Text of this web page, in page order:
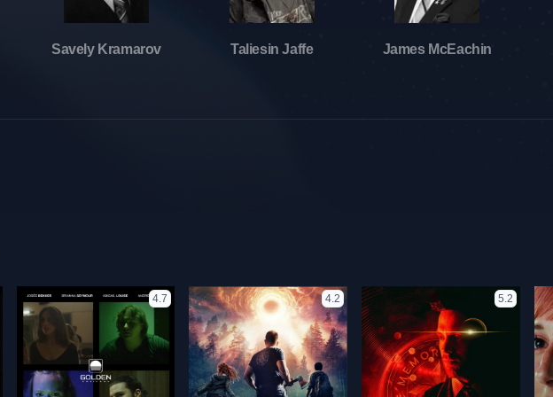
Savely Kramarov Taliesin Jaffe James McEachin
4.7 4.2 5.2